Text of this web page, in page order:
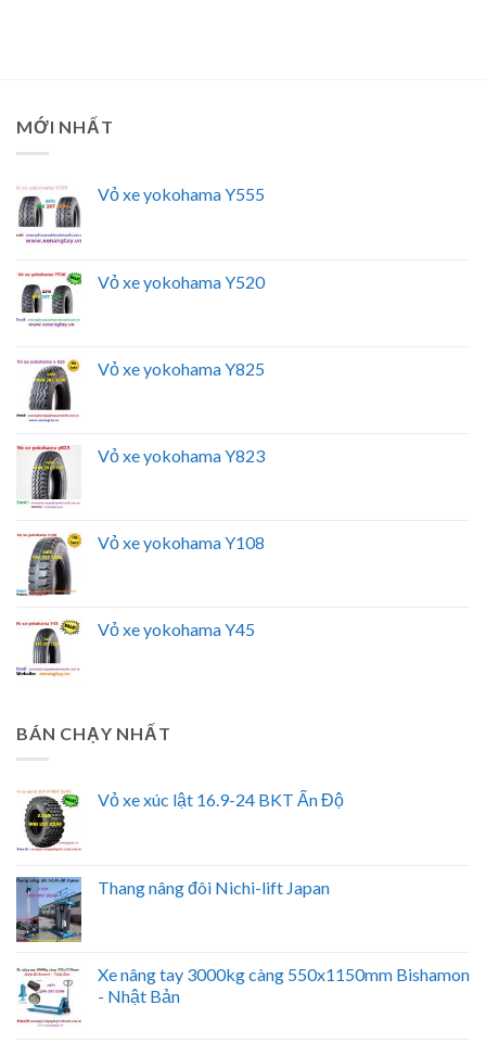
MỚI NHẤT
Vỏ xe yokohama Y555
Vỏ xe yokohama Y520
Vỏ xe yokohama Y825
Vỏ xe yokohama Y823
Vỏ xe yokohama Y108
Vỏ xe yokohama Y45
BÁN CHẠY NHẤT
Vỏ xe xúc lật 16.9-24 BKT Ấn Độ
Thang nâng đôi Nichi-lift Japan
Xe nâng tay 3000kg càng 550x1150mm Bishamon
- Nhật Bản